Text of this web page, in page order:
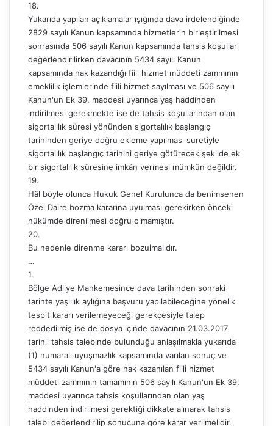
18.
Yukarıda yapılan açıklamalar ışığında dava irdelendiğinde
2829 sayılı Kanun kapsamında hizmetlerin birleştirilmesi
sonrasında 506 sayılı Kanun kapsamında tahsis koşulları
değerlendirilirken davacının 5434 sayılı Kanun
kapsamında hak kazandığı fiili hizmet müddeti zammının
emeklilik işlemlerinde fiili hizmet sayılması ve 506 sayılı
Kanun'un Ek 39. maddesi uyarınca yaş haddinden
indirilmesi gerekmekte ise de tahsis koşullarından olan
sigortalılık süresi yönünden sigortalılık başlangıç
tarihinden geriye doğru ekleme yapılması suretiyle
sigortalılık başlangıç tarihini geriye götürecek şekilde ek
bir sigortalılık süresine imkân vermesi mümkün değildir.
19.
Hâl böyle olunca Hukuk Genel Kurulunca da benimsenen
Özel Daire bozma kararına uyulması gerekirken önceki
hükümde direnilmesi doğru olmamıştır.
20.
Bu nedenle direnme kararı bozulmalıdır.
…
1.
Bölge Adliye Mahkemesince dava tarihinden sonraki
tarihte yaşlılık aylığına başvuru yapılabileceğine yönelik
tespit kararı verilemeyeceği gerekçesiyle talep
reddedilmiş ise de dosya içinde davacının 21.03.2017
tarihli tahsis talebinde bulunduğu anlaşılmakla yukarıda
(1) numaralı uyuşmazlık kapsamında varılan sonuç ve
5434 sayılı Kanun'a göre hak kazanılan fiili hizmet
müddeti zammının tamamının 506 sayılı Kanun'un Ek 39.
maddesi uyarınca tahsis koşullarından olan yaş
haddinden indirilmesi gerektiği dikkate alınarak tahsis
talebi değerlendirilip sonucuna göre karar verilmelidir.